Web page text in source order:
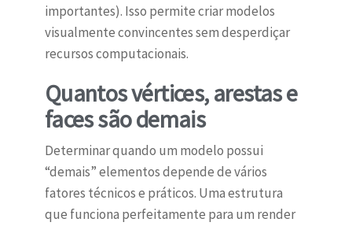
importantes). Isso permite criar modelos
visualmente convincentes sem desperdiçar
recursos computacionais.
Quantos vértices, arestas e
faces são demais
Determinar quando um modelo possui
“demais” elementos depende de vários
fatores técnicos e práticos. Uma estrutura
que funciona perfeitamente para um render